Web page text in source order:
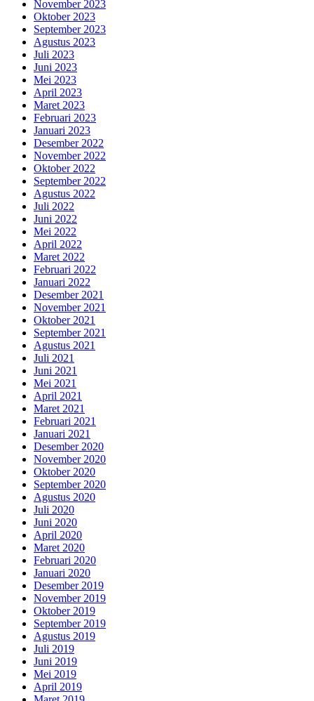
November 2023
Oktober 2023
September 2023
Agustus 2023
Juli 2023
Juni 2023
Mei 2023
April 2023
Maret 2023
Februari 2023
Januari 2023
Desember 2022
November 2022
Oktober 2022
September 2022
Agustus 2022
Juli 2022
Juni 2022
Mei 2022
April 2022
Maret 2022
Februari 2022
Januari 2022
Desember 2021
November 2021
Oktober 2021
September 2021
Agustus 2021
Juli 2021
Juni 2021
Mei 2021
April 2021
Maret 2021
Februari 2021
Januari 2021
Desember 2020
November 2020
Oktober 2020
September 2020
Agustus 2020
Juli 2020
Juni 2020
April 2020
Maret 2020
Februari 2020
Januari 2020
Desember 2019
November 2019
Oktober 2019
September 2019
Agustus 2019
Juli 2019
Juni 2019
Mei 2019
April 2019